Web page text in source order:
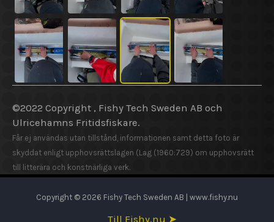
©2022 Copyright , Fishy Tech Sweden AB och
Ulricehamns Fritidsfiskare.
Får ej användas utan tillstånd, informationen samt detta foto är
skyddat enligt upphovsrättslagen (Lag (1960:729) om upphovsrätt
till litterära och konstnärliga verk.
Copyright © 2026 Fishy Tech Sweden AB | www.fishy.nu
Till Fishy.nu ➤